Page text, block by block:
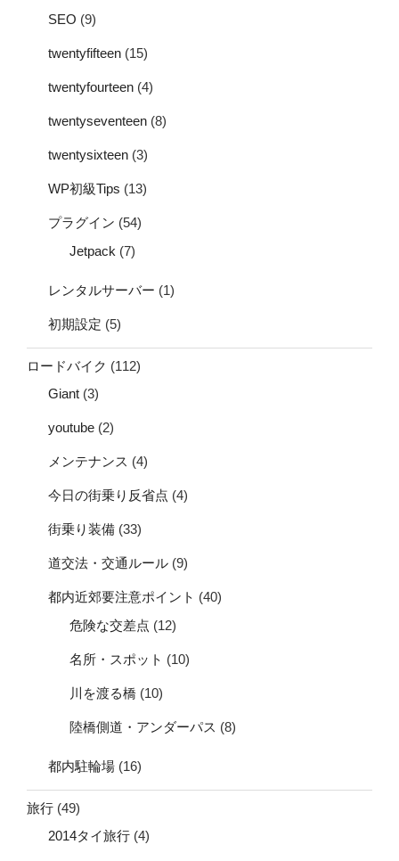
SEO (9)
twentyfifteen (15)
twentyfourteen (4)
twentyseventeen (8)
twentysixteen (3)
WP初級Tips (13)
プラグイン (54)
Jetpack (7)
レンタルサーバー (1)
初期設定 (5)
ロードバイク (112)
Giant (3)
youtube (2)
メンテナンス (4)
今日の街乗り反省点 (4)
街乗り装備 (33)
道交法・交通ルール (9)
都内近郊要注意ポイント (40)
危険な交差点 (12)
名所・スポット (10)
川を渡る橋 (10)
陸橋側道・アンダーパス (8)
都内駐輪場 (16)
旅行 (49)
2014タイ旅行 (4)